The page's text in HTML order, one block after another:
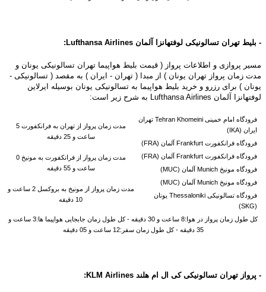
- بلیط تهران تسالونیکی لوفتهانزا آلمان LufthansaAirlines:
مسیر پروازی و اطلاعات پرواز ( قیمت بلیط هواپیما تهران تسالونیکی یونان و
مدت زمان پرواز تهران یونان ) از مبدا ( تهران - ایران ) به مقصد ( تسالونیکی -
یونان ) برای رزرو و خرید بلیط هواپیما به تسالونیکی یونان بوسیله ایرلاین
لوفتهانزا آلمان Lufthansa Airlines به شرح زیر است:
فرودگاه امام خمینی Tehran Khomeini تهران
ایران (IKA)
مدت زمان پرواز از تهران به فرانکفورت 5
ساعت و 25 دقیقه
فرودگاه فرانکفورت Frankfurt آلمان (FRA)
فرودگاه فرانکفورت Frankfurt آلمان (FRA)
مدت زمان پرواز از فرانکفورت به
مونیخ 0
ساعت و 55 دقیقه
فرودگاه مونیخ Munich آلمان (MUC)
فرودگاه مونیخ Munich آلمان (MUC)
مدت زمان پرواز از مونیخ به
بروکسل 2 ساعت و
10 دقیقه
فرودگاه تسالونیکی Thessaloniki یونان
(SKG)
کل طول زمان پرواز در هوا:8 ساعت و 30 دقیقه - کل طول زمان جابجایی هواپیما ها:3 ساعت و
35 دقیقه - کل طول زمان سفر:12 ساعت و 05 دقیقه
- پرواز تهران تسالونیکی کی ال ام هلند KLM Airlines: